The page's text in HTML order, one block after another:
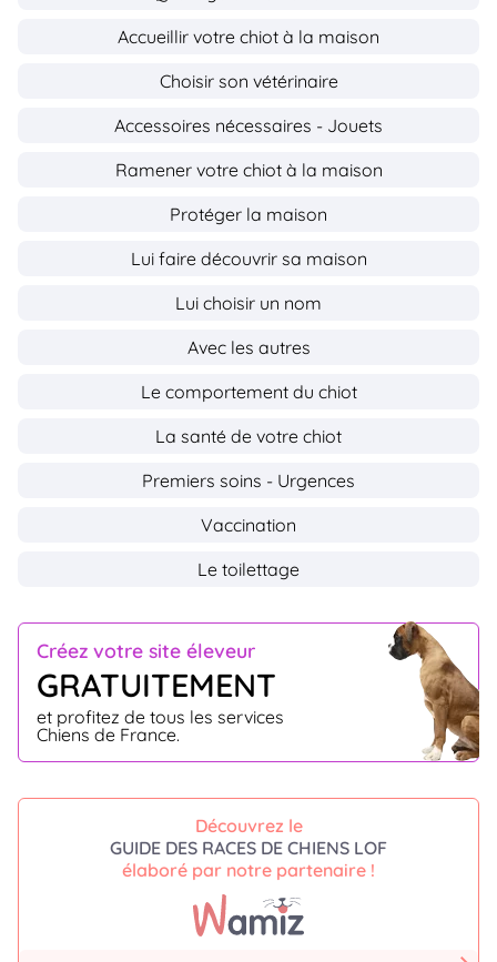
Créez votre site éleveur
GRATUITEMENT
et profitez de tous les services
Chiens de France.
Découvrez le
GUIDE DES RACES DE CHIENS LOF
élaboré par notre partenaire !
Accueillir votre chiot à la maison
Choisir son vétérinaire
Accessoires nécessaires - Jouets
Ramener votre chiot à la maison
Protéger la maison
Lui faire découvrir sa maison
Lui choisir un nom
Avec les autres
Le comportement du chiot
La santé de votre chiot
Premiers soins - Urgences
Vaccination
Le toilettage